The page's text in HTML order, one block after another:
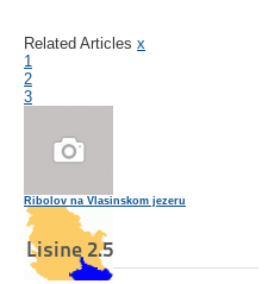
Related Articles x
1
2
3
Ribolov na Vlasinskom jezeru
Lisine 2.5